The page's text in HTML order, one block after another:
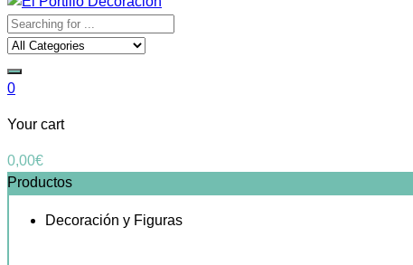
0
Your cart
0,00€
Productos
Decoración y Figuras